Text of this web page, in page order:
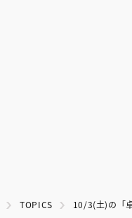
TOPICS 10/3(土)の「